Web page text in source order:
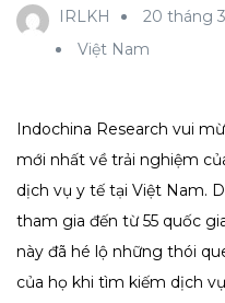
IRLKH
20 tháng
Việt Nam
Indochina Research vui
mới nhất về trải nghiệm
dịch vụ y tế tại Việt Nam.
tham gia đến từ 55 quốc
này đã hé lộ những thói
của họ khi tìm kiếm dịch